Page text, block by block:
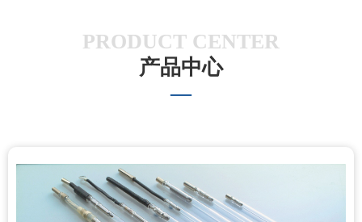
PRODUCT CENTER
产品中心
—